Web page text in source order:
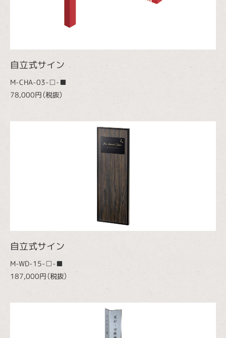
自立式サイン
M-CHA-03-□-■
78,000円（税抜）
自立式サイン
M-WD-15-□-■
187,000円（税抜）